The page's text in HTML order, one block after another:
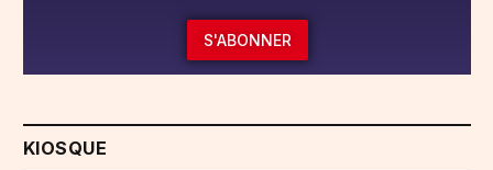
S'ABONNER
KIOSQUE